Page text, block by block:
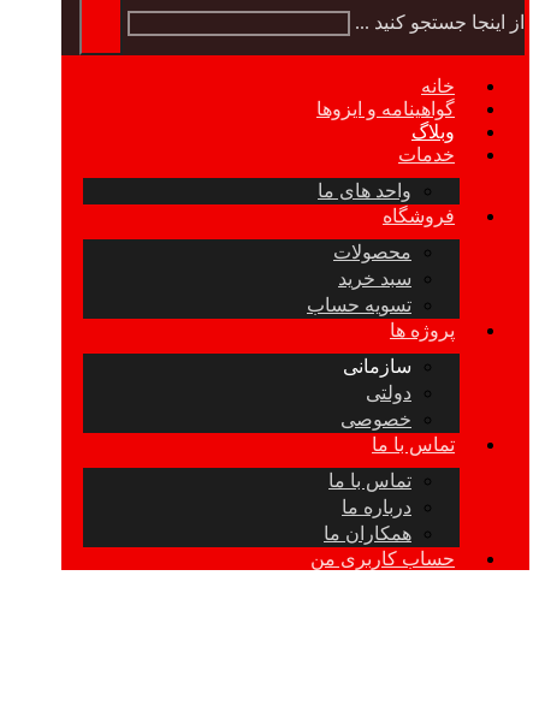
از اینجا جستجو کنید ...
خانه
گواهینامه و ایزوها
وبلاگ
خدمات
واحد های ما
فروشگاه
محصولات
سبد خرید
تسویه حساب
پروژه ها
سازمانی
دولتی
خصوصی
تماس با ما
تماس با ما
درباره ما
همکاران ما
حساب کاربری من